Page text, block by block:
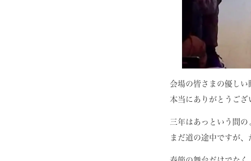
会場の皆さまの優しい
本当にありがとうござ
三年はあっという間の
まだ道の途中ですが、